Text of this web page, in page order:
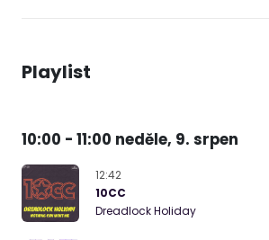
Playlist
10:00 - 11:00 neděle, 9. srpen
12:42
10CC
Dreadlock Holiday